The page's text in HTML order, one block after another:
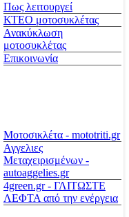
Πως λειτουργεί
ΚΤΕΟ μοτοσυκλέτας
Ανακύκλωση
μοτοσυκλέτας
Επικοινωνία
Μοτοσικλέτα - mototriti.gr
Αγγελιες
Μεταχειρισμένων -
autoaggelies.gr
4green.gr - ΓΛΙΤΩΣΤΕ
ΛΕΦΤΑ από την ενέργεια